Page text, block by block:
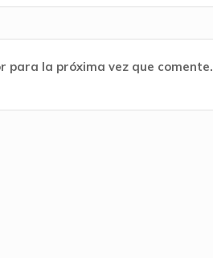
para la próxima vez que comente.